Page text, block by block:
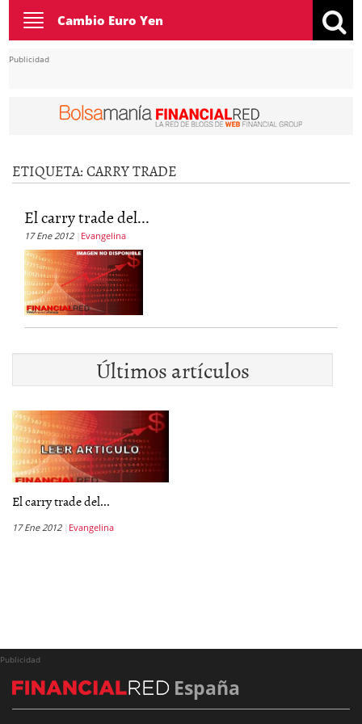
Toggle
navigation
Cambio Euro Yen
Publicidad
ETIQUETA:CARRY TRADE
El carry trade del...
17 Ene 2012 Evangelina
Últimos artículos
El carry trade del...
17 Ene 2012 Evangelina
Publicidad
España